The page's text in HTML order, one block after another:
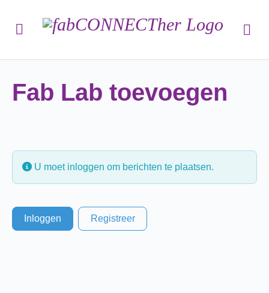
Fab Lab toevoegen
U moet inloggen om berichten te plaatsen.
Inloggen Registreer